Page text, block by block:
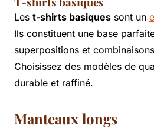
Les t-shirts basiques sont un
Ils constituent une base
superpositions et
Choisissez des modèles de
durable et raffiné.
Manteaux longs